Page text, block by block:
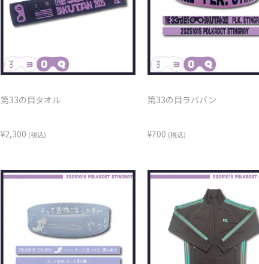
第33の目タオル
¥2,300 (税込)
第33の目ラババン
¥700 (税込)